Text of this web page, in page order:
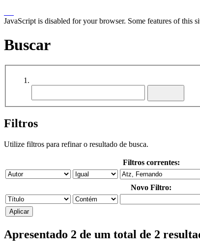
JavaScript is disabled for your browser. Some features of this
Buscar
Filtros
Utilize filtros para refinar o resultado de busca.
Filtros correntes:
Novo Filtro:
Apresentado 2 de um total de 2